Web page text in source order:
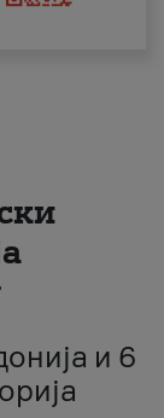
и 6